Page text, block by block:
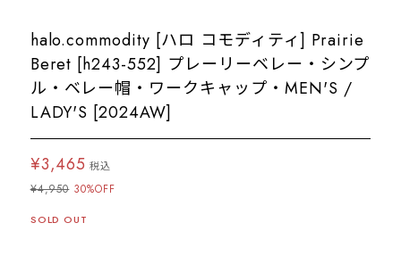
halo.commodity [ハロ コモディティ] Prairie
Beret [h243-552] プレーリーベレー・シンプ
ル・ベレー帽・ワークキャップ・MEN'S /
LADY'S [2024AW]
¥3,465 税込
¥4,950 30%OFF
SOLD OUT